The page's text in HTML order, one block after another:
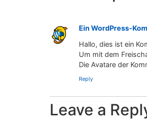
Ein WordPress-
Hallo, dies ist ein
Um mit dem
Die Avatare der
Reply
Leave a